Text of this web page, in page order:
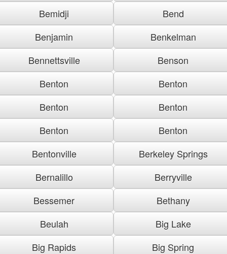
Bemidji
Bend
Benjamin
Benkelman
Bennettsville
Benson
Benton
Benton
Benton
Benton
Benton
Benton
Bentonville
Berkeley Springs
Bernalillo
Berryville
Bessemer
Bethany
Beulah
Big Lake
Big Rapids
Big Spring